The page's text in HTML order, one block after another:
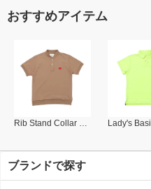
おすすめアイテム
Rib Stand Collar Polo
ブランドで探す